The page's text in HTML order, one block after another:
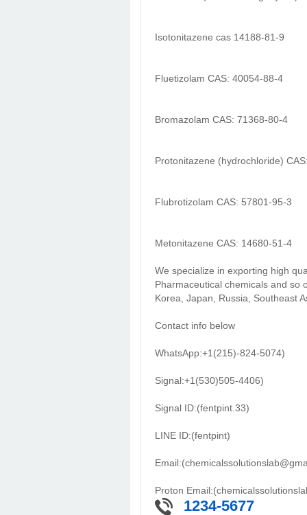
Isotonitazene cas 14188-81-9
Fluetizolam CAS: 40054-88-4
Bromazolam CAS: 71368-80-4
Protonitazene (hydrochloride)
Flubrotizolam CAS: 57801-95-3
Metonitazene CAS: 14680-51-4
We specialize in exporting high
Pharmaceutical chemicals and so
Korea, Japan, Russia, Southeast
Contact info below
WhatsApp:+1(215)-824-5074)
Signal:+1(530)505-4406)
Signal ID:(fentpint.33)
LINE ID:(fentpint)
Proton
1234-5677